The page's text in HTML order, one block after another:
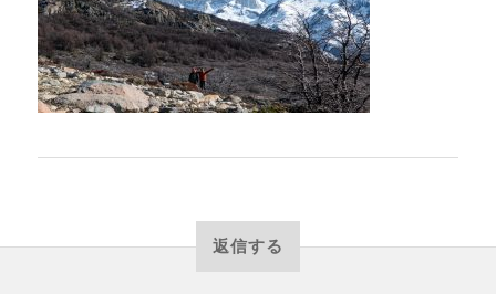
返信する